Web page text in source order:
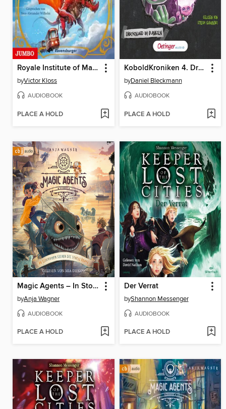
Royale Institute of Magic. Die Hüter der verborgenen Königreiche [Band 1 (Ungekürzt)]
byVictor Kloss
AUDIOBOOK
PLACE A HOLD
KoboldKroniken 4. Drachenjagd im Dunkeln
byDaniel Bleckmann
AUDIOBOOK
PLACE A HOLD
Magic Agents – In Stockholm stehen die Trolle kopf!
byAnja Wagner
AUDIOBOOK
PLACE A HOLD
Der Verrat
byShannon Messenger
AUDIOBOOK
PLACE A HOLD